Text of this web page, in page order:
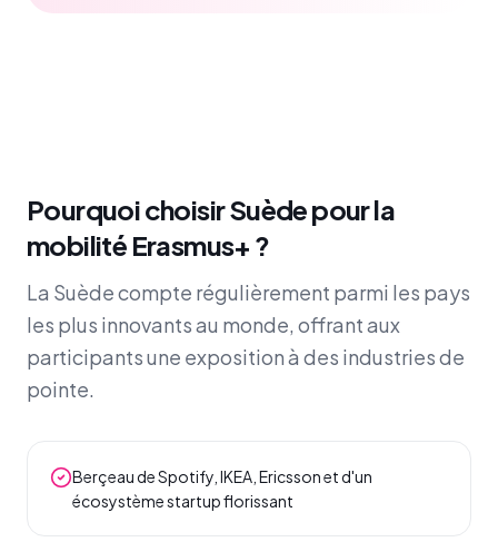
Pourquoi choisir Suède pour la
mobilité Erasmus+ ?
La Suède compte régulièrement parmi les pays
les plus innovants au monde, offrant aux
participants une exposition à des industries de
pointe.
Berçeau de Spotify, IKEA, Ericsson et d'un
écosystème startup florissant